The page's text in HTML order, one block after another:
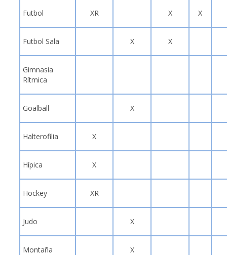
Futbol XR X X
Futbol Sala X X
Gimnasia
Rítmica
Goalball X
Halterofilia X
Hípica X
Hockey XR
Judo X
Montaña X